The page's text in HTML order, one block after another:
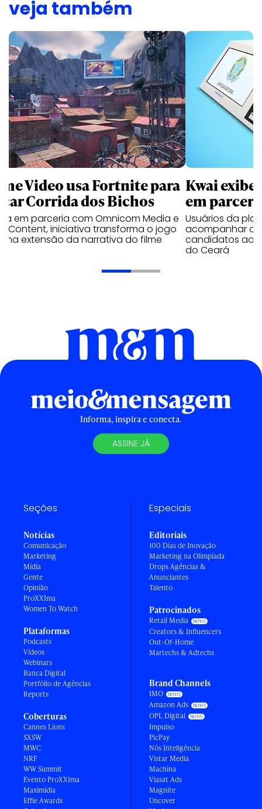
veja também
Video usa Fortnite para
Corrida dos Bichos
em parceria com Omnicom Media e
Content, iniciativa transforma o jogo
extensão da narrativa do filme
Kwai
em
Usuários da
acompanhar
candidatos aos
do Ceará
Informa, inspira e conecta.
ASSINE JÁ
Seções
Notícias
Comunicação
Marketing
Mídia
Gente
Opinião
ProXXIma
Women To Watch
Plataformas
Podcasts
Vídeos
Webinars
Banca Digital
Portfólio de Agências
Reports
Coberturas
Cannes Lions
SXSW
MWC
NRF
WW Summit
Evento ProXXIma
Maximídia
Effie Awards
Especiais
Editoriais
100 Dias de Inovação
Marketing na Olimpíada
Drops Agências &
Anunciantes
Talento
Patrocinados
Retail Media
Creators & Influencers
Out-Of-Home
Martechs & Adtechs
Brand Channels
IMO
Amazon Ads
OPL Digital
Impulso
PicPay
Nós Inteligência
Vistar Media
Machina
Viasat Ads
Magnite
Uncover